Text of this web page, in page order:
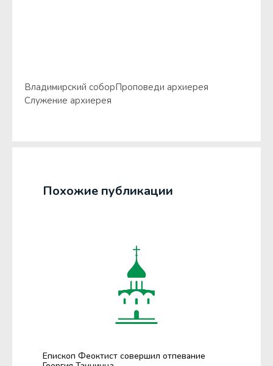
Владимирский соборПроповеди архиерея
Служение архиерея
Похожие публикации
Епископ Феоктист совершил отпевание